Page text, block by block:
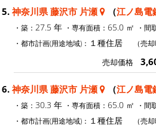
5. 神奈川県 藤沢市 片瀬 （江ノ島電
・築： 27.5 年 ・専有面積： 65.0 ㎡ ・間
・都市計画(用途地域)： １種住居 （売
売却価格
6. 神奈川県 藤沢市 片瀬 （江ノ島電
・築： 30.3 年 ・専有面積： 65.0 ㎡ ・間
・都市計画(用途地域)： １種住居 （売